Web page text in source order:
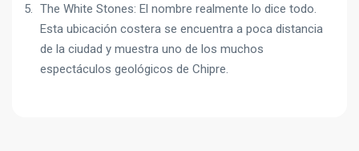
The White Stones: El nombre realmente lo dice todo.
Esta ubicación costera se encuentra a poca distancia
de la ciudad y muestra uno de los muchos
espectáculos geológicos de Chipre.